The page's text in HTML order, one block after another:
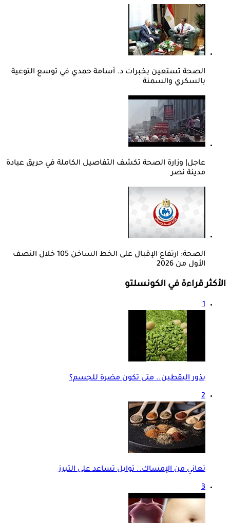
الصحة تستعين بخبرات د. أسامة حمدي في توسع التوعية
بالسكري والسمنة
عاجل| وزارة الصحة تكشف التفاصيل الكاملة في حريق عيادة
مدينة نصر
الصحة: ارتفاع الإقبال على الخط الساخن 105 خلال النصف
الأول من 2026
الأكثر قراءة في الكونسلتو
1
بذور اليقطين.. متى تكون مضرة للجسم؟
2
تعاني من الإمساك.. توابل تساعد على التبرز
3